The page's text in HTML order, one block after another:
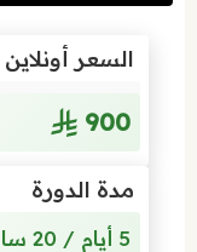
السعر أونلاين
900
مدة الدورة
5 أيام / 20 ساعة / من 6م إلى 10م